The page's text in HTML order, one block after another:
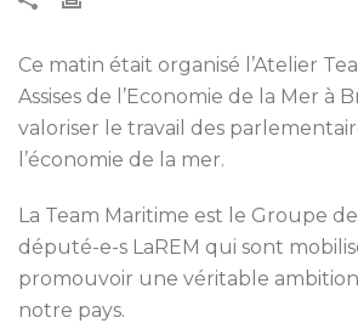
Ce matin était organisé l’Atelier
Assises de l’Economie de la Mer à
valoriser le travail des
l’économie de la mer.
La Team Maritime est le Groupe
député-e-s LaREM qui sont
promouvoir une véritable
notre pays.